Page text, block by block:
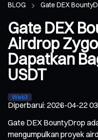
BLOG Gate DEX
Gate DEX
Airdrop
Dapatkan
USDT
Web3
Diperbarui:2026-04-22
Gate DEX BountyDrop
mengumpulkan proyek